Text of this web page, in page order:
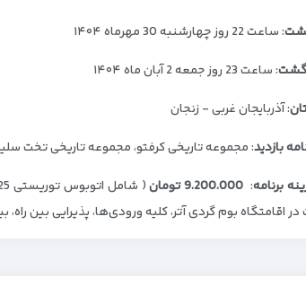
: ساعت 22 روز چهارشنبه 30 مهرماه ۱۴۰۴
گشت: ساعت 23 روز جمعه 2 آبان ماه ۱۴۰۴
: آذربایجان غربی - زنجان
بازدید: مجموعه تاریخی کرفتو، مجموعه تاریخی تخت
برنامه: 9.200.000 تومان
در اقامتگاه بوم گردی آتر، کلیه ورودی‌ها، پذیرایی بین راه،